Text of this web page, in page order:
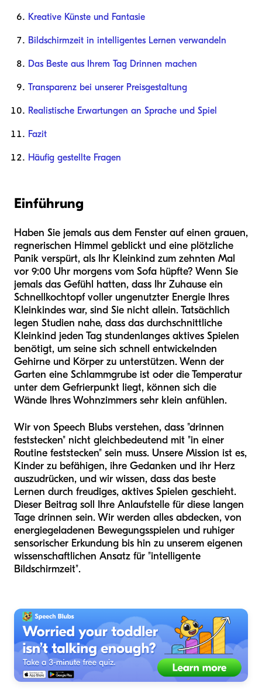
Kreative Künste und Fantasie
Bildschirmzeit in intelligentes Lernen verwandeln
Das Beste aus Ihrem Tag Drinnen machen
Transparenz bei unserer Preisgestaltung
Realistische Erwartungen an Sprache und Spiel
Fazit
Häufig gestellte Fragen
Einführung
Haben Sie jemals aus dem Fenster auf einen grauen,
regnerischen Himmel geblickt und eine plötzliche
Panik verspürt, als Ihr Kleinkind zum zehnten Mal
vor 9:00 Uhr morgens vom Sofa hüpfte? Wenn Sie
jemals das Gefühl hatten, dass Ihr Zuhause ein
Schnellkochtopf voller ungenutzter Energie Ihres
Kleinkindes war, sind Sie nicht allein. Tatsächlich
legen Studien nahe, dass das durchschnittliche
Kleinkind jeden Tag stundenlanges aktives Spielen
benötigt, um seine sich schnell entwickelnden
Gehirne und Körper zu unterstützen. Wenn der
Garten eine Schlammgrube ist oder die Temperatur
unter dem Gefrierpunkt liegt, können sich die
Wände Ihres Wohnzimmers sehr klein anfühlen.
Wir von Speech Blubs verstehen, dass "drinnen
feststecken" nicht gleichbedeutend mit "in einer
Routine feststecken" sein muss. Unsere Mission ist es,
Kinder zu befähigen, ihre Gedanken und ihr Herz
auszudrücken, und wir wissen, dass das beste
Lernen durch freudiges, aktives Spielen geschieht.
Dieser Beitrag soll Ihre Anlaufstelle für diese langen
Tage drinnen sein. Wir werden alles abdecken, von
energiegeladenen Bewegungsspielen und ruhiger
sensorischer Erkundung bis hin zu unserem eigenen
wissenschaftlichen Ansatz für "intelligente
Bildschirmzeit".